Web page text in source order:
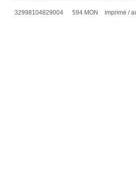
32998104829004 594 MON imprimé /